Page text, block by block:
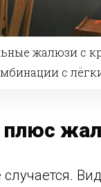
жалюзи с
с
случается.